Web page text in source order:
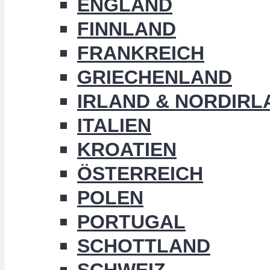
ENGLAND
FINNLAND
FRANKREICH
GRIECHENLAND
IRLAND &
ITALIEN
KROATIEN
ÖSTERREICH
POLEN
PORTUGAL
SCHOTTLAND